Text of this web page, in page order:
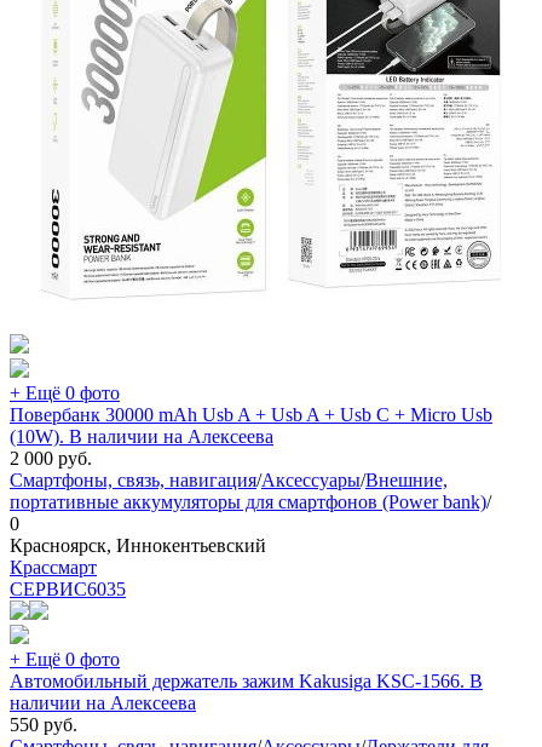
+ Ещё 0 фото
Повербанк 30000 mAh Usb A + Usb A + Usb C + Micro Usb
(10W). В наличии на Алексеева
2 000 руб.
Смартфоны, связь, навигация/Аксессуары/Внешние,
портативные аккумуляторы для смартфонов (Power bank)/
0
Красноярск, Иннокентьевский
Крассмарт
СЕРВИС6035
+ Ещё 0 фото
Автомобильный держатель зажим Kakusiga KSC-1566. В
наличии на Алексеева
550 руб.